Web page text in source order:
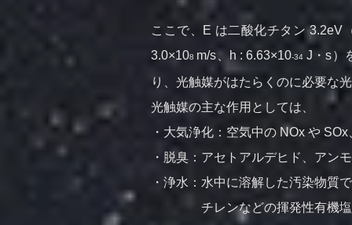
ここで、E は二酸化チタン 3.2eV
3.0×108 m/s、h : 6.63×10-34 J・s）
り、光触媒がはたらくのに必要な
光触媒の主な作用としては、
・大気浄化：空気中の NOx や
・脱臭：アセトアルデヒド、アン
・浄水：水中に溶解した汚染物質
チレンなどの揮発性有機塩素